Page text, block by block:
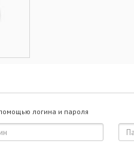
логина и пароля